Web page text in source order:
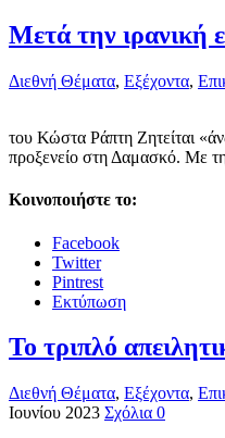
Μετά την ιρανική
Διεθνή Θέματα, Εξέχοντα,
του Κώστα Ράπτη Ζητείται
προξενείο στη Δαμασκό. Με
Κοινοποιήστε το:
Facebook
Twitter
Pintrest
Εκτύπωση
Το τριπλό
Διεθνή Θέματα, Εξέχοντα,
Ιουνίου 2023 Σχόλια 0